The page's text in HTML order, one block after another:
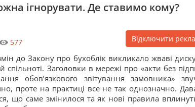
ігнорувати. Де ставимо кому?
577 Відключити
до Закону про бухоблік викликало жваві
спільноті. Заголовки в мережі про «акти без
обов’язкового звітування замовника»
проте на практиці все не так однозначно.
що саме змінилося та як нові правила